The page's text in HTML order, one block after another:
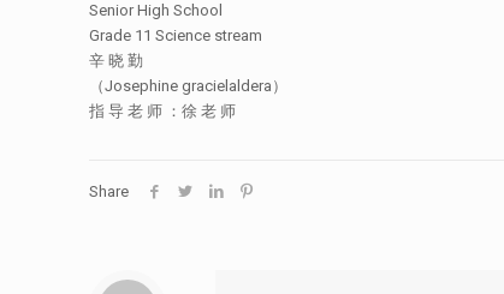
Senior High School
Grade 11 Science stream
辛 晓 勤
（Josephine gracielaldera）
指 导 老 师 ：徐 老 师
Share